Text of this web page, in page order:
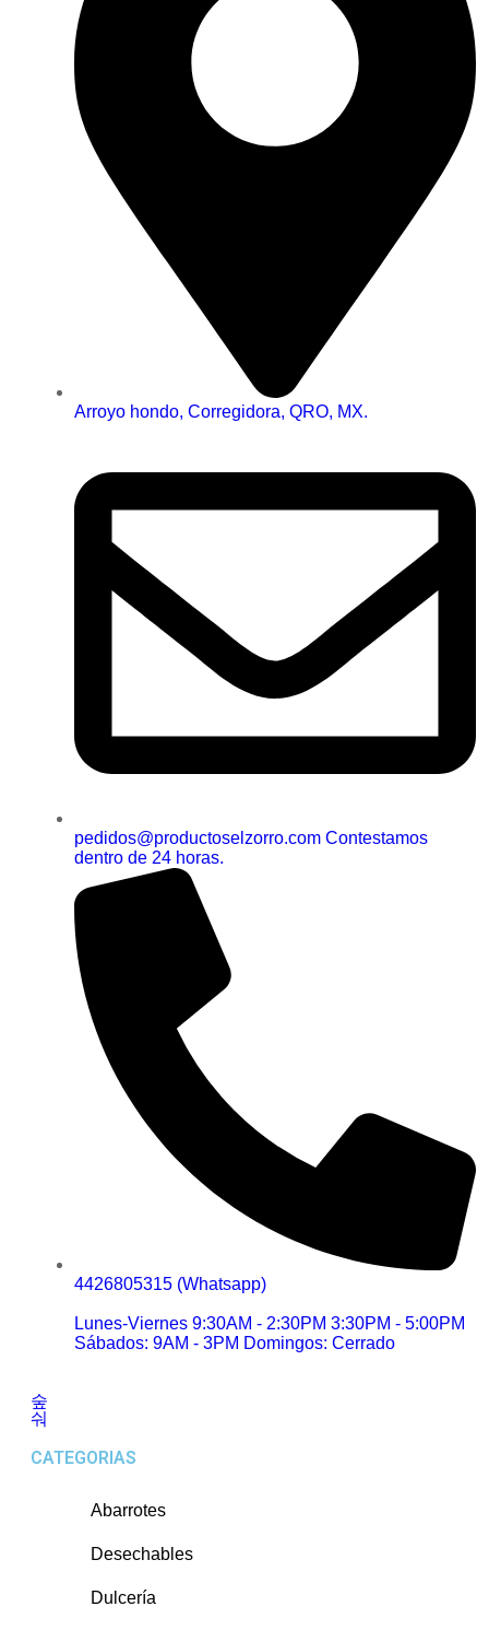
Arroyo hondo, Corregidora, QRO, MX.
pedidos@productoselzorro.com Contestamos
dentro de 24 horas.
4426805315 (Whatsapp)
Lunes-Viernes 9:30AM - 2:30PM 3:30PM - 5:00PM
Sábados: 9AM - 3PM Domingos: Cerrado
CATEGORIAS
Abarrotes
Desechables
Dulcería